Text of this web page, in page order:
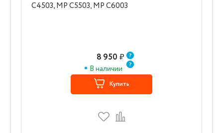
C4503, MP C5503, MP C6003
8 950 ₽
В наличии
Купить